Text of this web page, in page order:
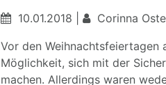
10.01.2018 | Corinna
Vor den Weihnachtsfeiertagen
Möglichkeit, sich mit der
machen. Allerdings waren